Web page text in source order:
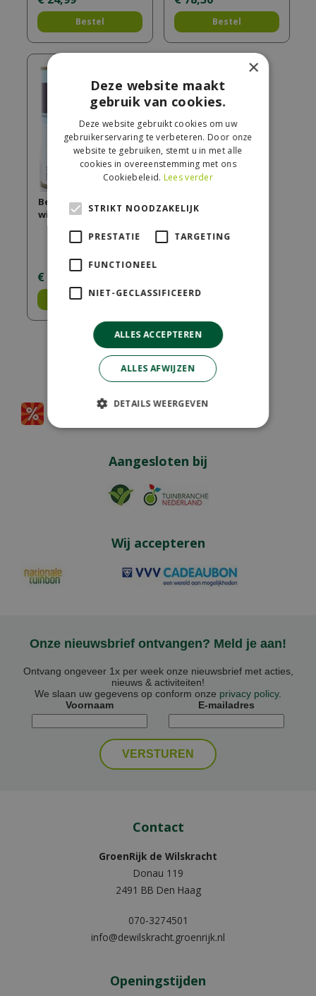
Bestel Bestel
Beits 633 750ml
wijnrood
€ 99
Bestel
Partners
Aangesloten bij
Wij accepteren
Onze nieuwsbrief ontvangen? Meld je aan!
Ontvang ongeveer 1x per week onze nieuwsbrief met acties,
nieuws & activiteiten!
We slaan uw gegevens op conform onze privacy policy.
Voornaam
E-mailadres
Contact
GroenRijk de Wilskracht
Donau 119
2491 BB Den Haag
070-3274501
info@dewilskracht.groenrijk.nl
Openingstijden
×
Deze website maakt
gebruik van cookies.
Deze website gebruikt cookies om uw
gebruikerservaring te verbeteren. Door onze
website te gebruiken, stemt u in met alle
cookies in overeenstemming met ons
Cookiebeleid. Lees verder
STRIKT NOODZAKELIJK
PRESTATIE TARGETING
FUNCTIONEEL
NIET-GECLASSIFICEERD
ALLES ACCEPTEREN
ALLES AFWIJZEN
DETAILS WEERGEVEN